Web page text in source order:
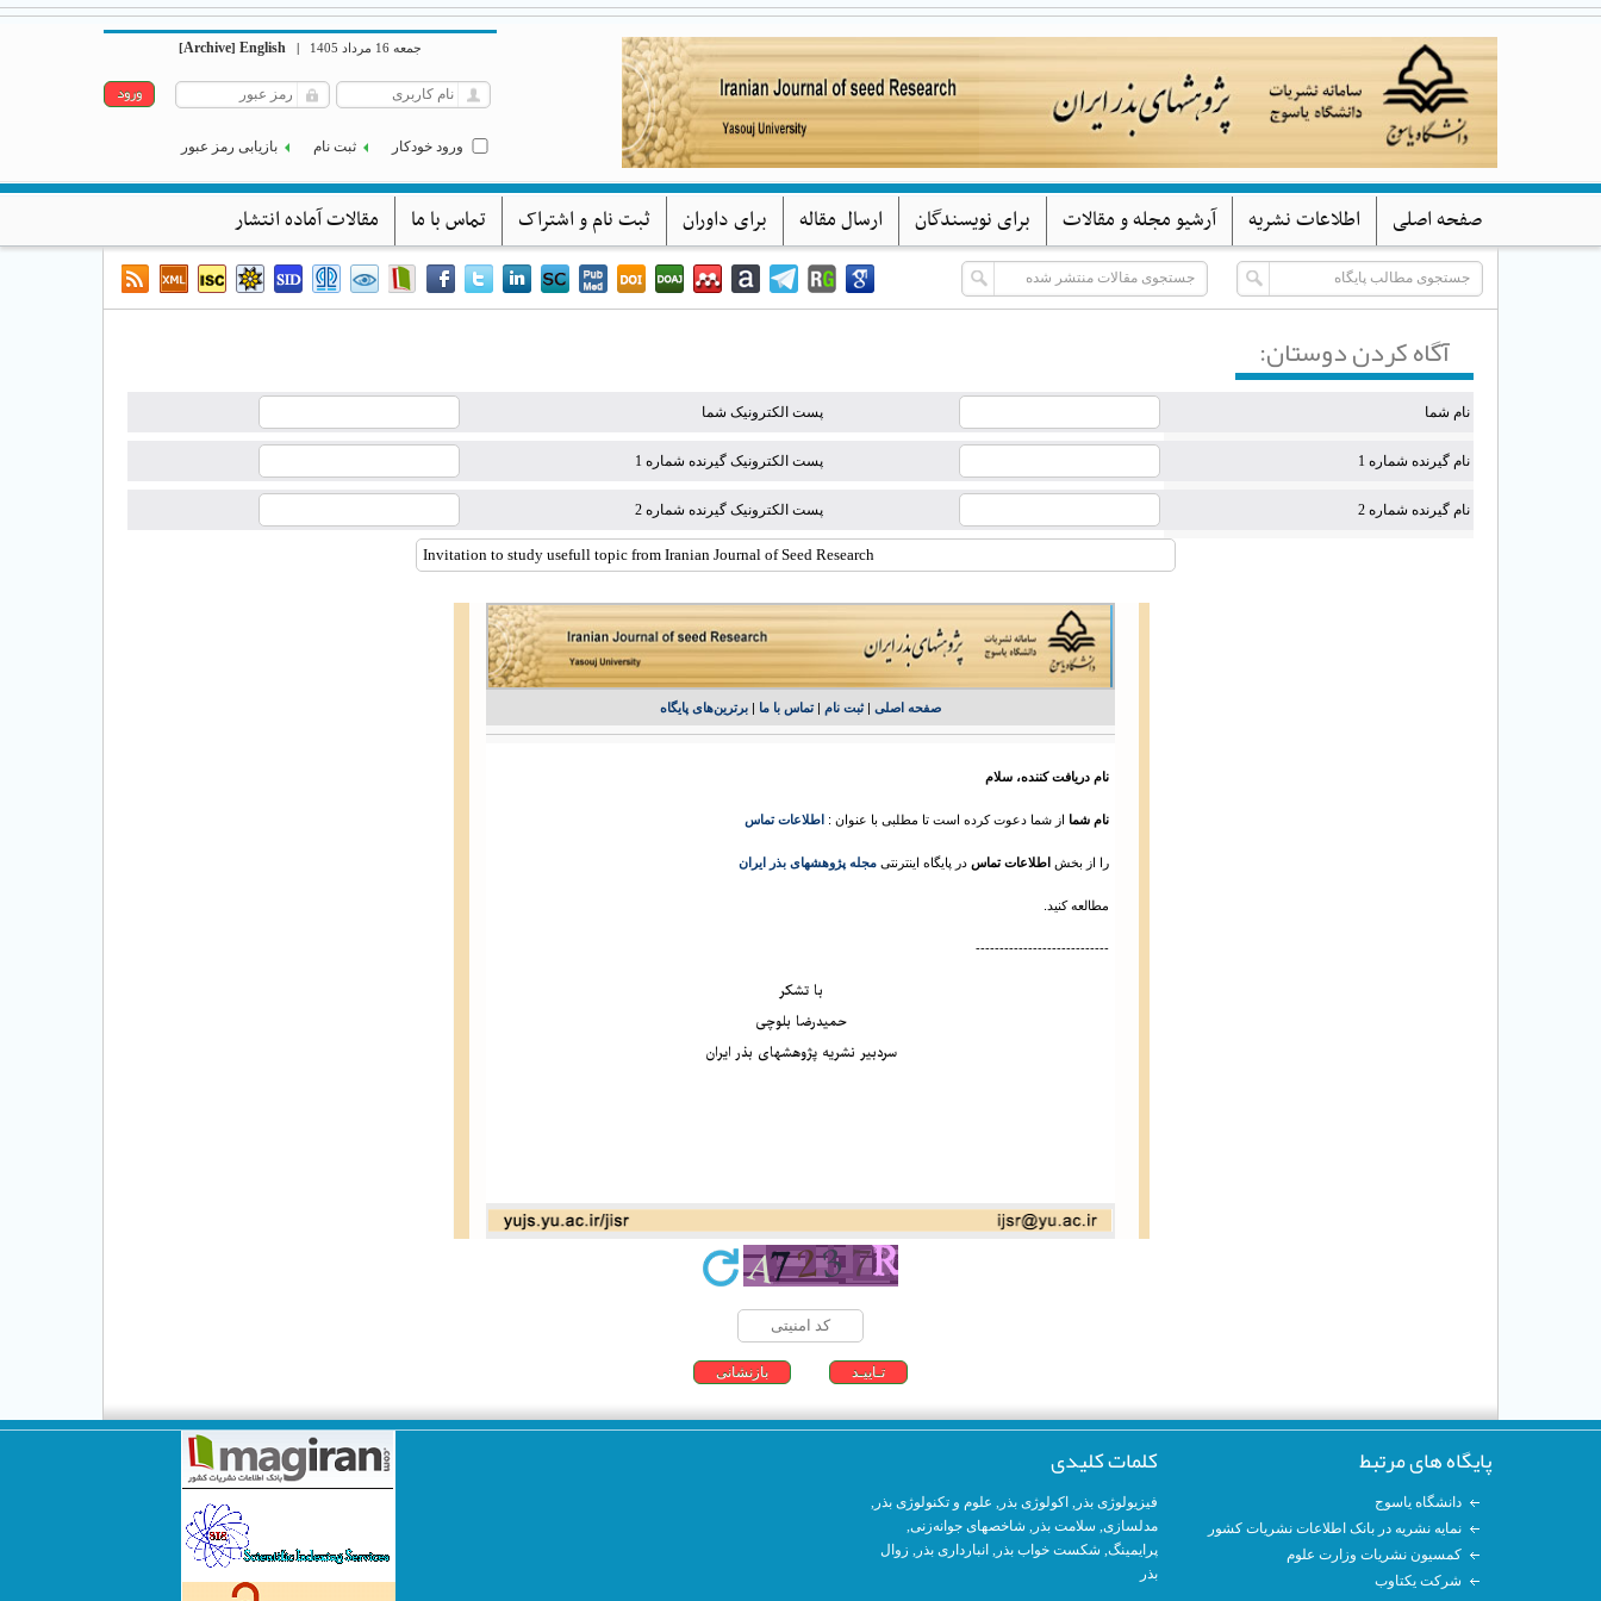
پژوهشهای بذر ایران
دانشگاه یاسوج
جمعه 16 مرداد 1405 |
English
[Archive]
ورود خودکار ثبت نام بازیابی رمز عبور
صفحه اصلی اطلاعات نشریه آرشیو مجله و مقالات برای نویسندگان ارسال مقاله برای داوران ثبت نام و اشتراک تماس با ما مقالات آماده انتشار
آگاه كردن دوستان:
نام شما پست الکترونیک شما
نام گیرنده شماره 1 پست الکترونیک گیرنده شماره 1
نام گیرنده شماره 2 پست الکترونیک گیرنده شماره 2
صفحه اصلی |ثبت نام |تماس با ما | برترين‌های پايگاه
نام دریافت کننده، سلام
نام شما از شما دعوت کرده‌ است تا مطلبی با عنوان : اطلاعات تماس
را از بخش اطلاعات تماس در پایگاه اینترنتی مجله پژوهشهای بذر ایران
مطالعه کنید.
----------------------------
با تشکر
حمیدرضا بلوچی
سردبیر نشریه پژوهشهای بذر ایران
پایگاه های مرتبط
دانشگاه یاسوج
نمایه نشریه در بانک اطلاعات نشریات کشور
کمسیون نشریات وزارت علوم
شرکت یکتاوب
کلمات کلیدی
فیزیولوژی بذر , اکولوژی بذر , علوم و تکنولوژی بذر ,
مدلسازی, سلامت بذر, شاخصهای جوانه‌زنی,
پرایمینگ, شکست خواب بذر, انبارداری بذر , زوال
بذر